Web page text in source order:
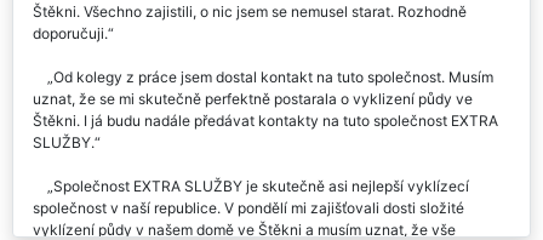
Štěkni. Všechno zajistili, o nic jsem se nemusel starat. Rozhodně
doporučuji.
Od kolegy z práce jsem dostal kontakt na tuto společnost. Musím
uznat, že se mi skutečně perfektně postarala o vyklizení půdy ve
Štěkni. I já budu nadále předávat kontakty na tuto společnost EXTRA
SLUŽBY.
Společnost EXTRA SLUŽBY je skutečně asi nejlepší vyklízecí
společnost v naší republice. V pondělí mi zajišťovali dosti složité
vyklízení půdy v našem domě ve Štěkni a musím uznat, že vše